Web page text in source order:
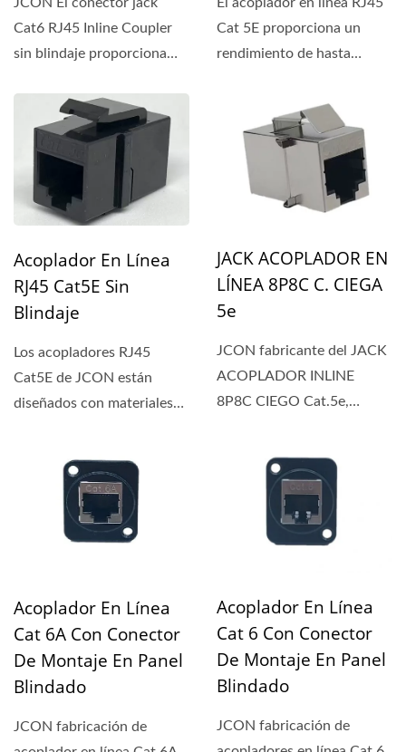
JCON El conector jack
Cat6 RJ45 Inline Coupler
sin blindaje proporciona
conexiones...
El acoplador en línea RJ45
Cat 5E proporciona un
rendimiento de hasta
Acoplador En Línea
RJ45 Cat5E Sin
Blindaje
Los acopladores RJ45
Cat5E de JCON están
diseñados con materiales
JACK ACOPLADOR EN
LÍNEA 8P8C C. CIEGA
5e
JCON fabricante del JACK
ACOPLADOR INLINE
8P8C CIEGO Cat.5e,
Acoplador En Línea
Cat 6A Con Conector
De Montaje En Panel
Blindado
JCON fabricación de
Acoplador En Línea
Cat 6 Con Conector
De Montaje En Panel
Blindado
JCON fabricación de